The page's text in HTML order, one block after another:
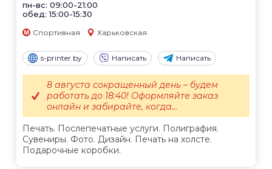
пн-вс: 09:00-21:00
обед: 15:00-15:30
Спортивная Харьковская
s-printer.by Написать Написать
Печать. Послепечатные услуги. Полиграфия.
Сувениры. Фото. Дизайн. Печать на холсте.
Подарочные коробки.
8 августа сокращенный день – будем
работать до 18:40! Оформляйте заказ
онлайн и забирайте, когда...